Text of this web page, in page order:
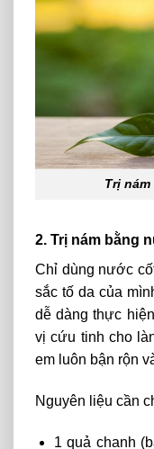
Trị
2. Trị nám bằng
Chỉ dùng nước
sắc tố da của
dễ dàng thực
vị cứu tinh cho
em luôn bận rộn
Nguyên liệu cần
1 quả chanh